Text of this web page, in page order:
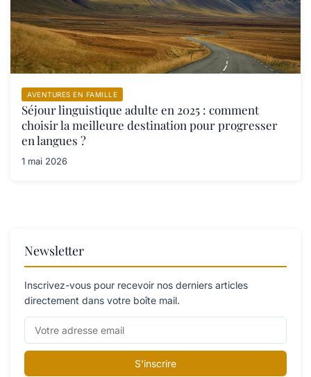
AVENTURES EN FAMILLE
Séjour linguistique adulte en 2025 : comment
choisir la meilleure destination pour progresser
en langues ?
1 mai 2026
Newsletter
Inscrivez-vous pour recevoir nos derniers articles
directement dans votre boîte mail.
S'inscrire